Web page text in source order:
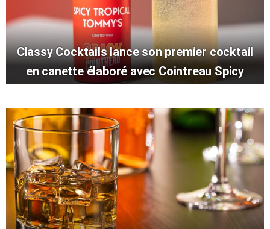
Classy Cocktails lance son premier cocktail
en canette élaboré avec Cointreau Spicy